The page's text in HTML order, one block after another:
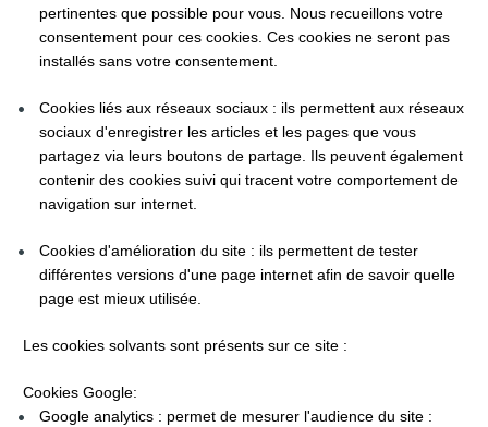
pertinentes que possible pour vous. Nous recueillons votre
consentement pour ces cookies. Ces cookies ne seront pas
installés sans votre consentement.
Cookies liés aux réseaux sociaux : ils permettent aux réseaux
sociaux d'enregistrer les articles et les pages que vous
partagez via leurs boutons de partage. Ils peuvent également
contenir des cookies suivi qui tracent votre comportement de
navigation sur internet.
Cookies d'amélioration du site : ils permettent de tester
différentes versions d'une page internet afin de savoir quelle
page est mieux utilisée.
Les cookies solvants sont présents sur ce site :
Cookies Google:
Google analytics : permet de mesurer l'audience du site :